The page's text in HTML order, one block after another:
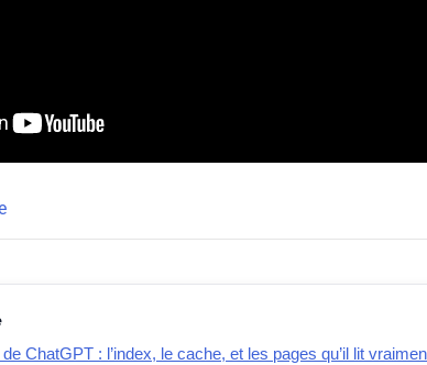
ChatGPT : l’index, le cache, et les pages qu’il lit